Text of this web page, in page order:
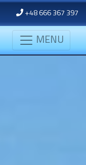
+48 666 367 397
MENU
MENU